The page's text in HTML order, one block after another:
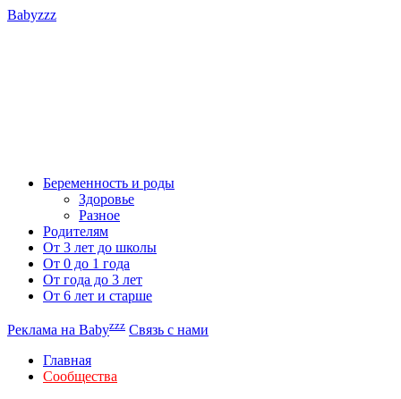
Babyzzz
Беременность и роды
Здоровье
Разное
Родителям
От 3 лет до школы
От 0 до 1 года
От года до 3 лет
От 6 лет и старше
Реклама на Babyzzz Связь с нами
Главная
Сообщества